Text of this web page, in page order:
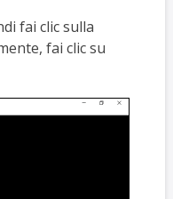
fai clic sulla
fai clic su